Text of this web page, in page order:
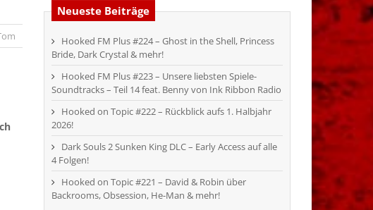
Neueste Beiträge
Hooked FM Plus #224 – Ghost in the Shell, Princess
Bride, Dark Crystal & mehr!
Hooked FM Plus #223 – Unsere liebsten Spiele-
Soundtracks – Teil 14 feat. Benny von Ink Ribbon Radio
Hooked on Topic #222 – Rückblick aufs 1. Halbjahr
2026!
Dark Souls 2 Sunken King DLC – Early Access auf alle
4 Folgen!
Hooked on Topic #221 – David & Robin über
Backrooms, Obsession, He-Man & mehr!